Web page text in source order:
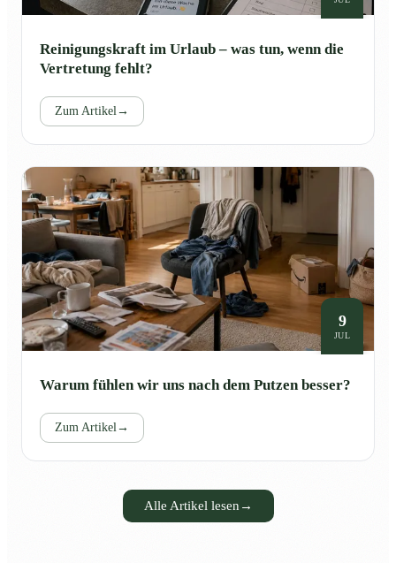
Reinigungskraft im Urlaub – was tun, wenn die
Vertretung fehlt?
Zum Artikel→
9
JUL
Warum fühlen wir uns nach dem Putzen besser?
Zum Artikel→
Alle Artikel lesen →